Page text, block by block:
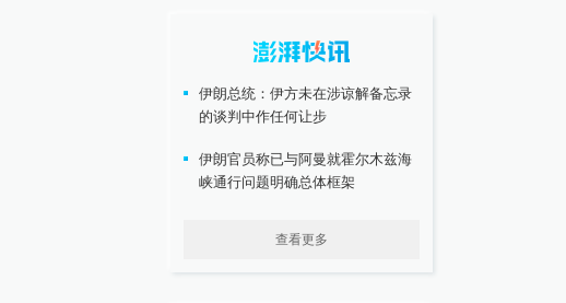
伊朗总统：伊方未在涉谅解备忘录
的谈判中作任何让步
伊朗官员称已与阿曼就霍尔木兹海
峡通行问题明确总体框架
查看更多